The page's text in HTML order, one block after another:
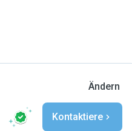
Ändern
Kontaktiere